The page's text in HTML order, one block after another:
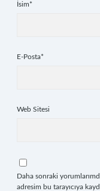
İsim*
E-Posta*
Web Sitesi
Daha sonraki
adresim bu tarayıcıya